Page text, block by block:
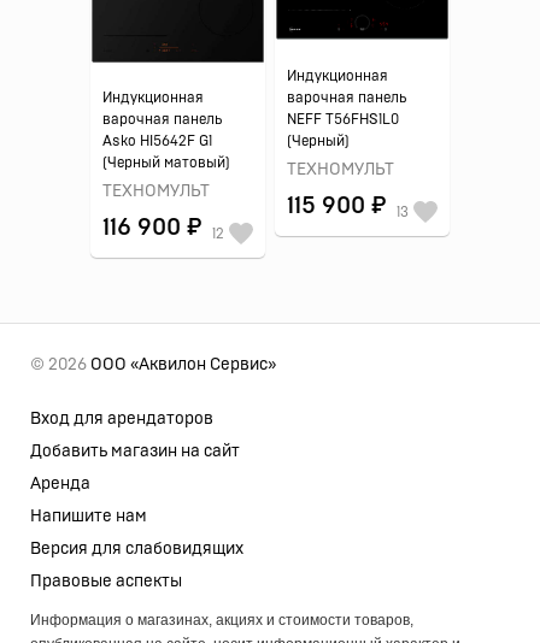
Индукционная
варочная панель
NEFF T56FHS1L0
(Черный)
ТЕХНОМУЛЬТ
115 900 ₽ 13
Индукционная
варочная панель
Asko HI5642F G1
(Черный матовый)
ТЕХНОМУЛЬТ
116 900 ₽ 12
© 2026 ООО «Аквилон Сервис»
Вход для арендаторов
Добавить магазин на сайт
Аренда
Напишите нам
Версия для слабовидящих
Правовые аспекты
Информация о магазинах, акциях и стоимости товаров,